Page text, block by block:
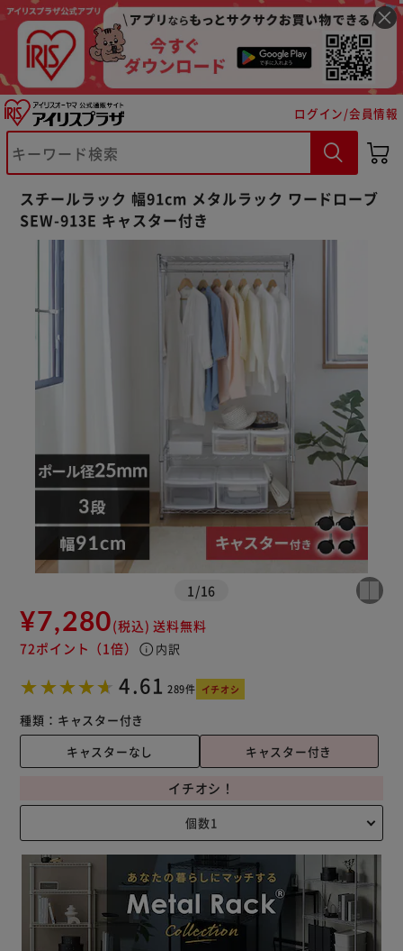
ログイン/会員情報
スチールラック 幅91cm メタルラック ワードローブ
SEW-913E キャスター付き
1 /16
¥7,280(税込) 送料無料
72ポイント （1倍） info 内訳
4.61 289件 イチオシ
種類： キャスター付き
キャスターなし
キャスター付き
イチオシ！
※ご確認ください
カートに入れる 購入手続きへ